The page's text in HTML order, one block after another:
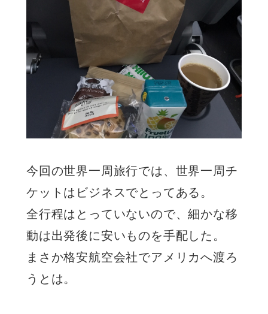
今回の世界一周旅行では、世界一周チ
ケットはビジネスでとってある。
全行程はとっていないので、細かな移
動は出発後に安いものを手配した。
まさか格安航空会社でアメリカへ渡ろ
うとは。